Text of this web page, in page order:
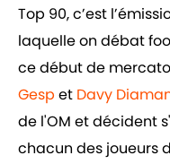
Top 90, c’est
laquelle on débat
ce début de mercato
Gesp et Davy
de l'OM et décident
chacun des joueurs